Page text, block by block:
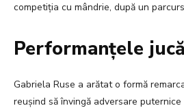
competiția cu mândrie, după un
Performanțele
Gabriela Ruse a arătat o formă
reușind să învingă adversare puternice